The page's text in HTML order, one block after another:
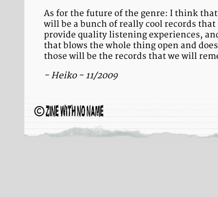
As for the future of the genre: I think
will be a bunch of really cool records
provide quality listening experiences,
that blows the whole thing open and
those will be the records that we will
- Heiko - 11/2009